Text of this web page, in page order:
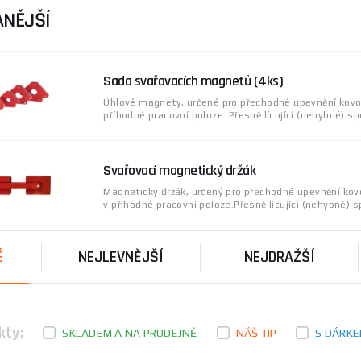
jsou jejich jednoduchá manipulace, vysoká stabilita
navštivte
know-how patří mezi lídry v oboru, a to nejen v České
dotazy ohledně výběru a použití magnetických
Sada svařovacích magnetů (4ks)
Úhlové magnety, určené pro přechodné upevnění
příhodné pracovní poloze. Přesně lícující (nehybné)
Svařovací magnetický držák
Magnetický držák, určený pro přechodné upevnění
v příhodné pracovní poloze.Přesně lícující (nehybné)
NEJLEVNĚJŠÍ NEJDRAŽŠÍ
SKLADEM A NA PRODEJNĚ NÁŠ TIP S